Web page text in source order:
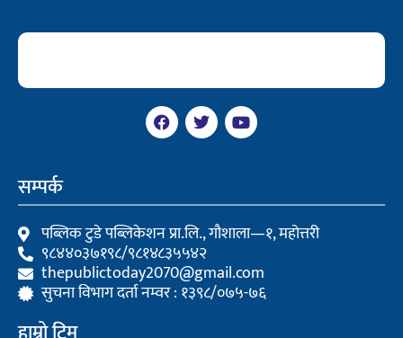
F
a
c
o
k
T
w
i
r
Y
o
u
e
सम्पर्क
पब्लिक टुडे पब्लिकेशन प्रा.लि., गौशाला—१, महोत्तरी
९८४४०३७१९८/९८१४८३५५४२
thepublictoday2070@gmail.com
सुचना विभाग दर्ता नम्वर : १३९८/०७५-७६